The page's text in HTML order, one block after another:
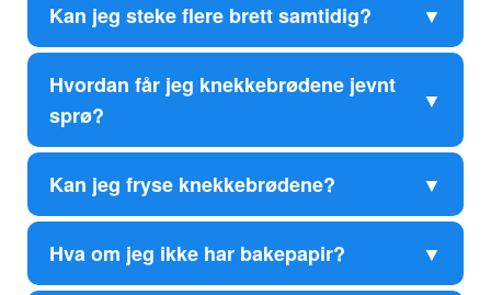
Kan jeg steke flere brett samtidig?
Hvordan får jeg knekkebrødene jevnt
sprø?
Kan jeg fryse knekkebrødene?
Hva om jeg ikke har bakepapir?